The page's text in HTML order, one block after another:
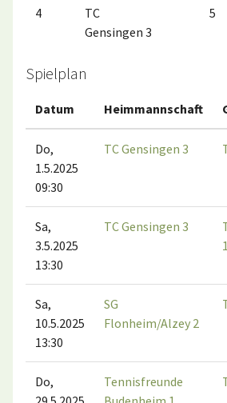
4
TC
Gensingen 3
5
Spielplan
Datum Heimmannschaft
Do,
1.5.2025
09:30
TC Gensingen 3
Sa,
3.5.2025
13:30
TC Gensingen 3
Sa,
10.5.2025
13:30
SG
Flonheim/Alzey 2
Do,
Tennisfreunde